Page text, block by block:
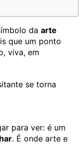
daarte
que um ponto
viva, em
se torna
para ver: é um
. É onde arte e